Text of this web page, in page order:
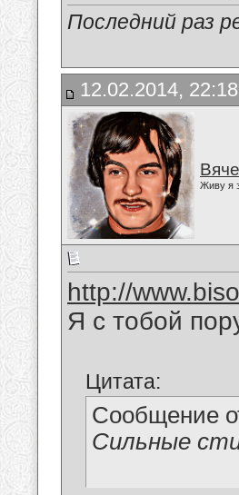
Последний раз
12.02.2014, 22:18
Живу я
http://
Я с тобой
Цитата:
Сообщение
Сильные